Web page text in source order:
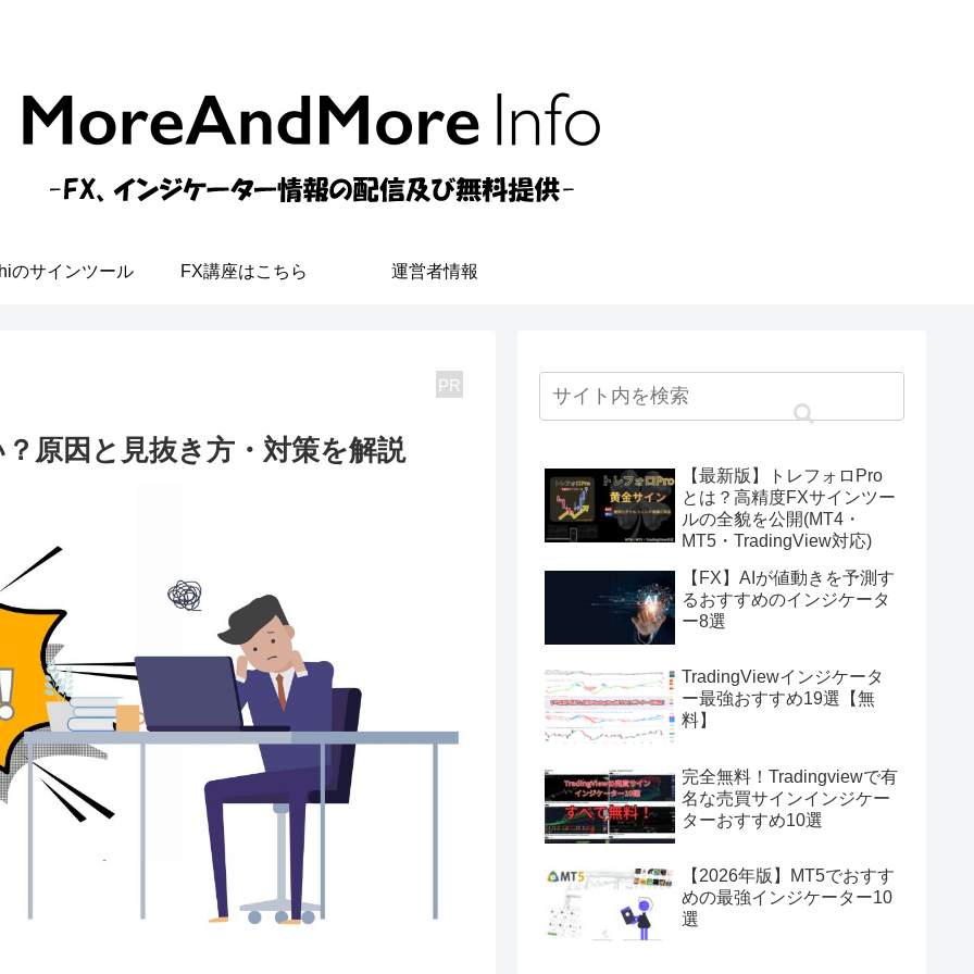
のサインツール FX講座はこちら 運営者情報
PR
原因と見抜き方・対策を解説
【最新版】トレフォロPro
とは？高精度FXサインツー
ルの全貌を公開(MT4・
MT5・TradingView対応)
【FX】AIが値動きを予測す
るおすすめのインジケータ
ー8選
TradingViewインジケータ
ー最強おすすめ19選【無
料】
完全無料！Tradingviewで有
名な売買サインインジケー
ターおすすめ10選
【2026年版】MT5でおすす
めの最強インジケーター10
選